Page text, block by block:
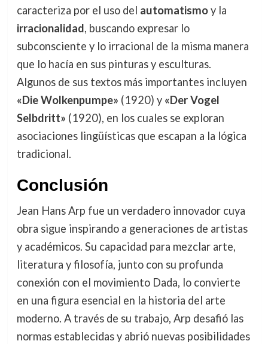
caracteriza por el uso del automatismoy la
irracionalidad, buscando expresar lo
subconsciente y lo irracional de la misma manera
que lo hacía en sus pinturas y esculturas.
Algunos de sus textos más importantes incluyen
«Die Wolkenpumpe» (1920) y «Der Vogel
Selbdritt» (1920), en los cuales se exploran
asociaciones lingüísticas que escapan a la lógica
tradicional.
Conclusión
Jean Hans Arp fue un verdadero innovador cuya
obra sigue inspirando a generaciones de artistas
y académicos. Su capacidad para mezclar arte,
literatura y filosofía, junto con su profunda
conexión con el movimiento Dada, lo convierte
en una figura esencial en la historia del arte
moderno. A través de su trabajo, Arp desafió las
normas establecidas y abrió nuevas posibilidades